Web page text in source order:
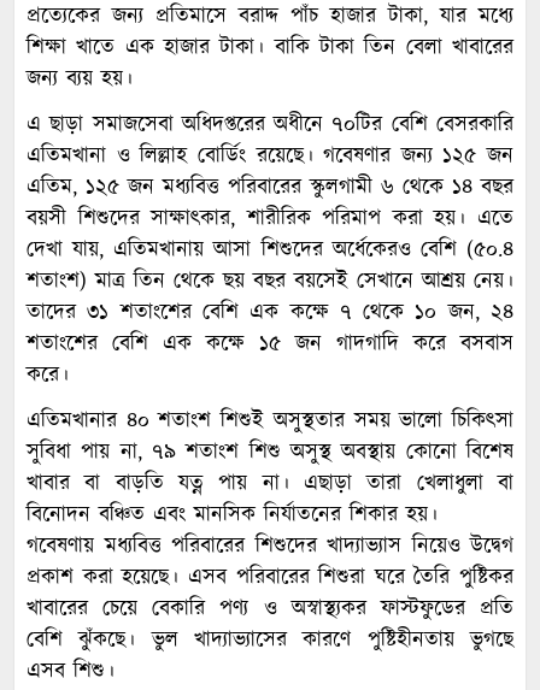
প্রত্যেকের জন্য প্রতিমাসে বরাদ্দ পাঁচ হাজার টাকা, যার মধ্যে
শিক্ষা খাতে এক হাজার টাকা। বাকি টাকা তিন বেলা খাবারের
জন্য ব্যয় হয়।
এ ছাড়া সমাজসেবা অধিদপ্তরের অধীনে ৭০টির বেশি বেসরকারি
এতিমখানা ও লিল্লাহ বোর্ডিং রয়েছে। গবেষণার জন্য ১২৫ জন
এতিম, ১২৫ জন মধ্যবিত্ত পরিবারের স্কুলগামী ৬ থেকে ১৪ বছর
বয়সী শিশুদের সাক্ষাৎকার, শারীরিক পরিমাপ করা হয়। এতে
দেখা যায়, এতিমখানায় আসা শিশুদের অর্ধেকেরও বেশি (৫০.৪
শতাংশ) মাত্র তিন থেকে ছয় বছর বয়সেই সেখানে আশ্রয় নেয়।
তাদের ৩১ শতাংশের বেশি এক কক্ষে ৭ থেকে ১০ জন, ২৪
শতাংশের বেশি এক কক্ষে ১৫ জন গাদগাদি করে বসবাস
করে।
এতিমখানার ৪০ শতাংশ শিশুই অসুস্থতার সময় ভালো চিকিৎসা
সুবিধা পায় না, ৭৯ শতাংশ শিশু অসুস্থ অবস্থায় কোনো বিশেষ
খাবার বা বাড়তি যত্ন পায় না। এছাড়া তারা খেলাধুলা বা
বিনোদন বঞ্চিত এবং মানসিক নির্যাতনের শিকার হয়।
গবেষণায় মধ্যবিত্ত পরিবারের শিশুদের খাদ্যাভ্যাস নিয়েও উদ্বেগ
প্রকাশ করা হয়েছে। এসব পরিবারের শিশুরা ঘরে তৈরি পুষ্টিকর
খাবারের চেয়ে বেকারি পণ্য ও অস্বাস্থ্যকর ফাস্টফুডের প্রতি
বেশি ঝুঁকছে। ভুল খাদ্যাভ্যাসের কারণে পুষ্টিহীনতায় ভুগছে
এসব শিশু।